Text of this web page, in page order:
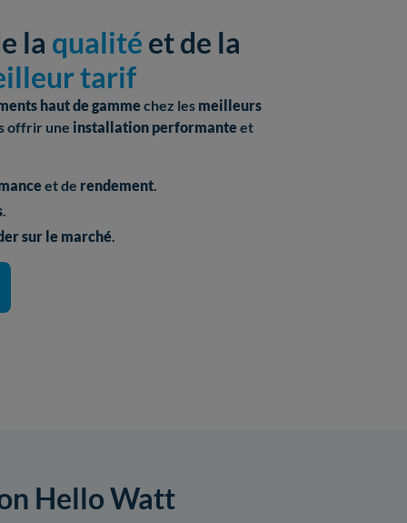
la qualité et de la
tarif
haut de gamme chez les meilleurs
offrir une installation performante et
et de rendement.
.
sur le marché.
Hello Watt